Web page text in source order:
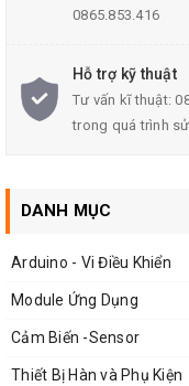
0865.853.416
Hỗ trợ kỹ thuật
Tư vấn kĩ thuật:
trong quá trình
DANH MỤC
Arduino - Vi Điều Khiển
Module Ứng Dụng
Cảm Biến -Sensor
Thiết Bị Hàn và Phụ Kiện